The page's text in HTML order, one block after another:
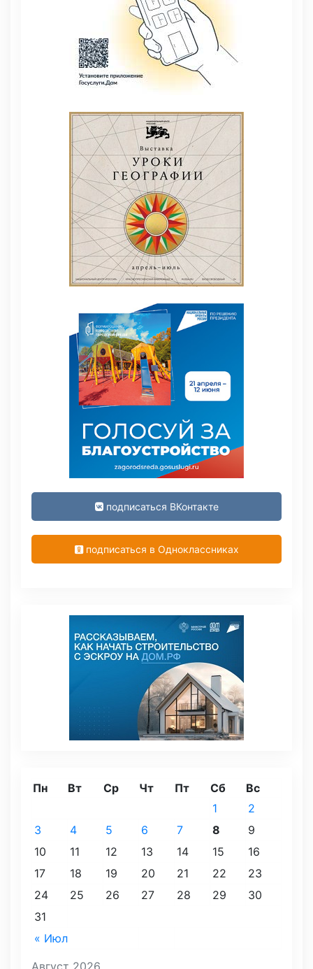
подписаться ВКонтакте
подписаться в Одноклассниках
Пн Вт Ср Чт Пт Сб Вс
« Июл
1
2
3
4 5 6 7 8
9
10
11 12 13 14 15
16
17
18 19 20 21 22
23
24
25 26 27 28 29
30
31